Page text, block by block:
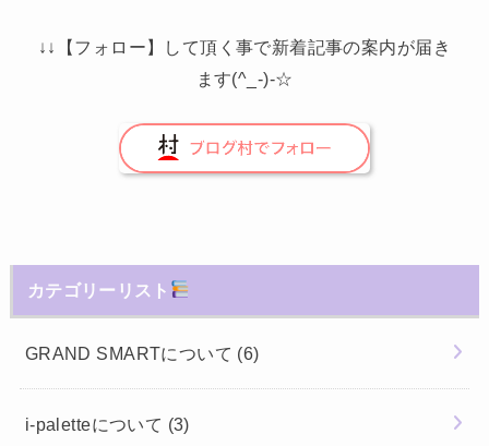
↓↓【フォロー】して頂く事で新着記事の案内が届き
ます(^_-)-☆
カテゴリーリスト
GRAND SMARTについて (6)
i-paletteについて (3)